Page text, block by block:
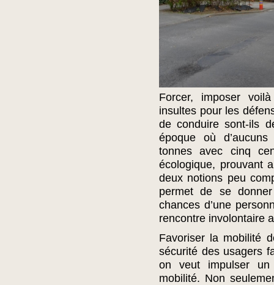
Forcer, imposer
insultes pour les
de conduire sont-ils
époque où
tonnes avec cinq
écologique, prouvant
deux notions peu
permet de se
chances d’une
rencontre involontaire
Favoriser la mobilité
sécurité des usagers
on veut impulser un
mobilité. Non